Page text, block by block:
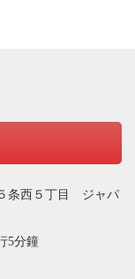
条西５丁目 ジャパ
5分鐘